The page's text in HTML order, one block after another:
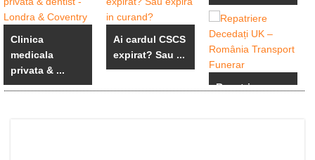
Clinica
medicala
privata & ...
Ai cardul CSCS
expirat? Sau ...
Repatriere